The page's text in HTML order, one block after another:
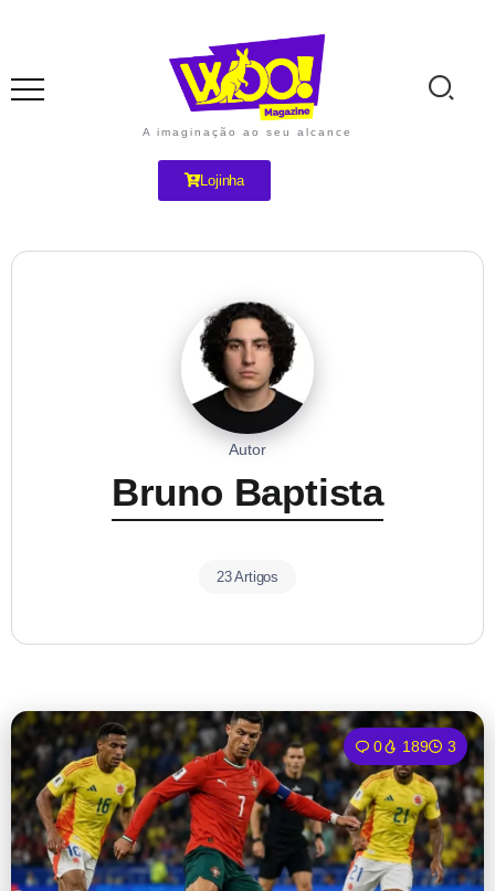
A imaginação ao seu alcance
Lojinha
Autor
Bruno Baptista
23 Artigos
0 189 3